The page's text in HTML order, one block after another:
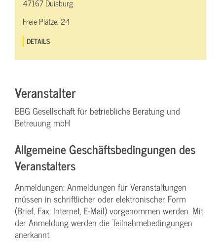
47167 Duisburg
Freie Plätze:24
DETAILS
Veranstalter
BBG Gesellschaft für betriebliche Beratung und
Betreuung mbH
Allgemeine Geschäftsbedingungen des
Veranstalters
Anmeldungen: Anmeldungen für Veranstaltungen
müssen in schriftlicher oder elektronischer Form
(Brief, Fax, Internet, E-Mail) vorgenommen werden. Mit
der Anmeldung werden die Teilnahme­bedingungen
anerkannt.